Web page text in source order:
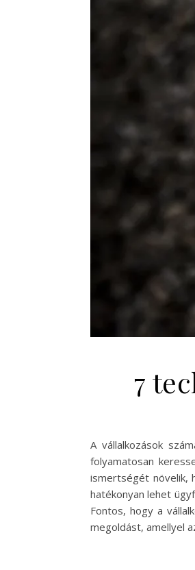
7
A vállalkozások
folyamatosan
ismertségét növelik,
hatékonyan lehet
Fontos, hogy a
megoldást, amellyel